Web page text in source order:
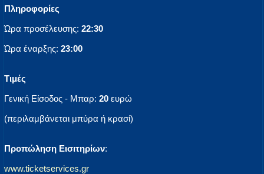
Πληροφορίες
Ώρα προσέλευσης: 22:30
Ώρα έναρξης: 23:00
Τιμές
Γενική Είσοδος - Μπαρ: 20 ευρώ
(περιλαμβάνεται μπύρα ή κρασί)
Προπώληση Εισιτηρίων:
www.ticketservices.gr